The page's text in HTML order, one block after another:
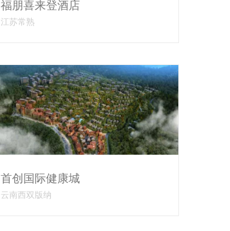
福朋喜来登酒店
江苏常熟
首创国际健康城
云南西双版纳